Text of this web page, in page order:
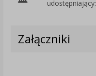
udostępniający:
Załączniki